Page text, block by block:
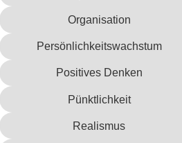
Organisation
Persönlichkeitswachstum
Positives Denken
Pünktlichkeit
Realismus